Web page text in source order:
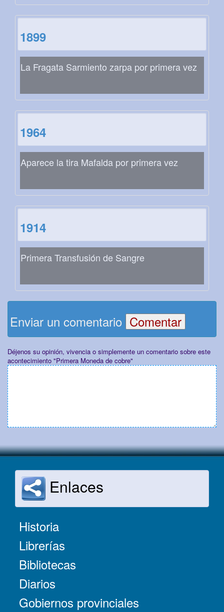
1899
La Fragata Sarmiento zarpa por primera vez
1964
Aparece la tira Mafalda por primera vez
1914
Primera Transfusión de Sangre
Enviar un comentario
Déjenos su opinión, vivencia o simplemente un comentario sobre este
acontecimiento "Primera Moneda de cobre"
Enlaces
Historia
Librerías
Bibliotecas
Diarios
Gobiernos provinciales